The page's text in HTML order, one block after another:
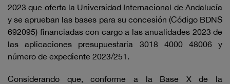
2023 que oferta la Universidad Internacional de Andalucía
y se aprueban las bases para su concesión (Código BDNS
692095) financiadas con cargo a las anualidades 2023 de
las aplicaciones presupuestaria 3018 4000 48006 y
número de expediente 2023/251.
Considerando que, conforme a la Base X de la